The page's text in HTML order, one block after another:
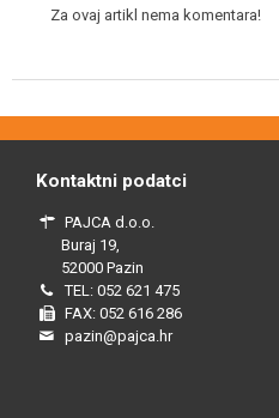
Za ovaj artikl nema komentara!
Kontaktni podatci
PAJCA d.o.o.
Buraj 19,
52000 Pazin
TEL: 052 621 475
FAX: 052 616 286
pazin@pajca.hr